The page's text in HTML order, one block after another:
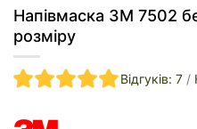
Напівмаска 3M 7502
розміру
Відгуків: 7 /